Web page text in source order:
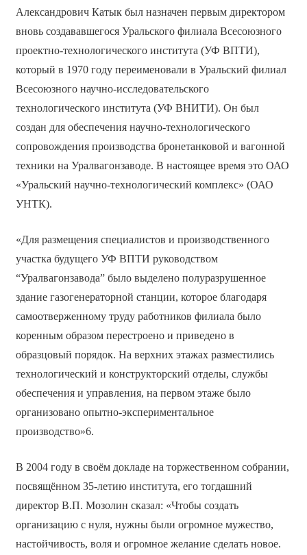
Александрович Катык был назначен первым директором
вновь создававшегося Уральского филиала Всесоюзного
проектно-технологического института (УФ ВПТИ),
который в 1970 году переименовали в Уральский филиал
Всесоюзного научно-исследовательского
технологического института (УФ ВНИТИ). Он был
создан для обеспечения научно-технологического
сопровождения производства бронетанковой и вагонной
техники на Уралвагонзаводе. В настоящее время это ОАО
«Уральский научно-технологический комплекс» (ОАО
УНТК).
«Для размещения специалистов и производственного
участка будущего УФ ВПТИ руководством
“Уралвагонзавода” было выделено полуразрушенное
здание газогенераторной станции, которое благодаря
самоотверженному труду работников филиала было
коренным образом перестроено и приведено в
образцовый порядок. На верхних этажах разместились
технологический и конструкторский отделы, службы
обеспечения и управления, на первом этаже было
организовано опытно-экспериментальное
производство»6.
В 2004 году в своём докладе на торжественном собрании,
посвящённом 35-летию института, его тогдашний
директор В.П. Мозолин сказал: «Чтобы создать
организацию с нуля, нужны были огромное мужество,
настойчивость, воля и огромное желание сделать новое.